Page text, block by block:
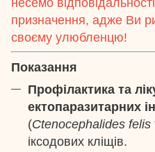
несемо
призначення, адже Ви
своєму улюбленцю!
Показання
Профілактика та
ектопаразитарних
(Ctenocephalides felis
іксодових кліщів.